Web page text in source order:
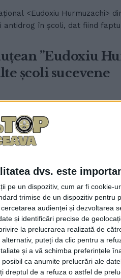
dvs. este
pe un dispozitiv, cum ar fi cookie-
trimise de un dispozitiv pentru
audienței și dezvoltarea
și identificări precise de
la prelucrarea realizată de
puteți da clic pentru a
și a vă schimba preferințele
ca anumite prelucrări ale
dreptul de a refuza o astfel de
<Eudoxiu Hurmuzachi>
antidrog în școli, dat fiind
”Eudoxiu
școli sucevene
rezultatele de la
a și ”atacat” ...
promovare a
Hurmuzachi”
mai mari de
ai Colegiului Național